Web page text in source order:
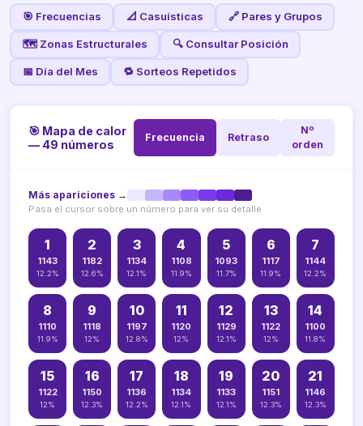
🎯 Frecuencias 📐 Casuísticas 🔗 Pares y Grupos
🗺️ Zonas Estructurales 🔍 Consultar Posición
📅 Día del Mes 🔁 Sorteos Repetidos
🎯 Mapa de calor
— 49 números
Frecuencia Retraso
Nº
orden
Más apariciones →
Pasa el cursor sobre un número para ver su detalle
1
1143
12.2%
2
1182
12.6%
3
1134
12.1%
4
1108
11.9%
5
1093
11.7%
6
1117
11.9%
7
1144
12.2%
8
1110
11.9%
9
1118
12%
10
1197
12.8%
11
1120
12%
12
1129
12.1%
13
1122
12%
14
1100
11.8%
15
1122
12%
16
1150
12.3%
17
1136
12.2%
18
1134
12.1%
19
1133
12.1%
20
1151
12.3%
21
1146
12.3%